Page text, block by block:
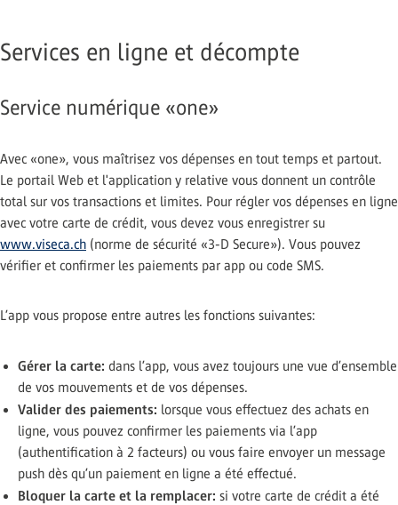
Services en ligne et décompte
Service numérique «one»
Avec «one», vous maîtrisez vos dépenses en tout temps et partout.
Le portail Web et l'application y relative vous donnent un contrôle
total sur vos transactions et limites. Pour régler vos dépenses en ligne
avec votre carte de crédit, vous devez vous enregistrer su
www.viseca.ch (norme de sécurité «3-D Secure»). Vous pouvez
vérifier et confirmer les paiements par app ou code SMS.
L’app vous propose entre autres les fonctions suivantes:
Gérer la carte: dans l’app, vous avez toujours une vue d’ensemble
de vos mouvements et de vos dépenses.
Valider des paiements: lorsque vous effectuez des achats en
ligne, vous pouvez confirmer les paiements via l’app
(authentification à 2 facteurs) ou vous faire envoyer un message
push dès qu’un paiement en ligne a été effectué.
Bloquer la carte et la remplacer: si votre carte de crédit a été